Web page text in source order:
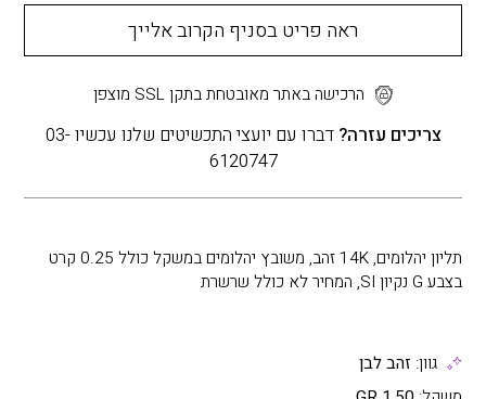
ראה פריט בסניף הקרוב אלייך
הרכישה באתר מאובטחת בתקן SSL מוצפן
צריכים עזרה?
דברו עם יועצי התכשיטים שלנו עכשיו 03-
6120747
תליון יהלומים, 14K זהב, משובץ יהלומים במשקל כולל 0.25 קרט
בצבע G נקיון SI, המחיר לא כולל שרשרת
גוון: זהב לבן